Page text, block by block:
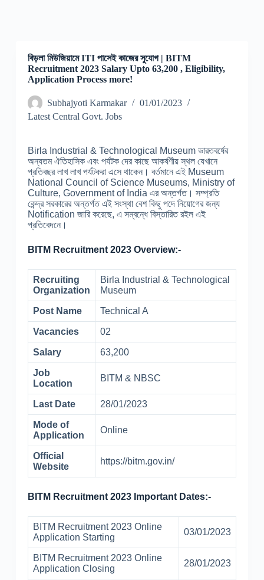
বিড়লা মিউজিয়ামে ITI পাসেই কাজের সুযোগ | BITM
Recruitment 2023 Salary Upto 63,200 , Eligibility,
Application Process more!
Subhajyoti Karmakar
01/01/2023
Latest Central Govt. Jobs
Birla Industrial & Technological Museum ভারতবর্ষের
অন্যতম ঐতিহাসিক এবং পর্যটক দের কাছে আকর্ষণীয় স্থল যেখানে
প্রতিবছর লাখ লাখ পর্যটকরা এসে থাকেন। বর্তমানে এই Museum
National Council of Science Museums, Ministry of
Culture, Government of India এর অন্তর্গত। সম্প্রতি
কেন্দ্র সরকারের অন্তর্গত এই সংস্থা বেশ কিছু পদে নিয়োগের জন্য
Notification জারি করেছে, এ সম্বন্ধে বিস্তারিত রইল এই
প্রতিবেদনে।
BITM Recruitment 2023 Overview:-
Recruiting
Organization
Birla Industrial & Technological
Museum
Post Name Technical A
Vacancies 02
Salary 63,200
Job
Location
BITM & NBSC
Last Date 28/01/2023
Mode of
Application
Online
Official
Website
https://bitm.gov.in/
BITM Recruitment 2023 Important Dates:-
BITM Recruitment 2023 Online
Application Starting
03/01/2023
BITM Recruitment 2023 Online
Application Closing
28/01/2023